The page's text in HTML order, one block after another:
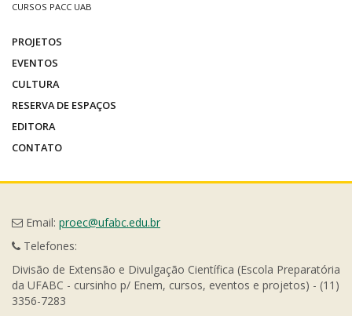
CURSOS PACC UAB
PROJETOS
EVENTOS
CULTURA
RESERVA DE ESPAÇOS
EDITORA
CONTATO
Email: proec@ufabc.edu.br
Telefones:
Divisão de Extensão e Divulgação Científica (Escola Preparatória
da UFABC - cursinho p/ Enem, cursos, eventos e projetos) - (11)
3356-7283